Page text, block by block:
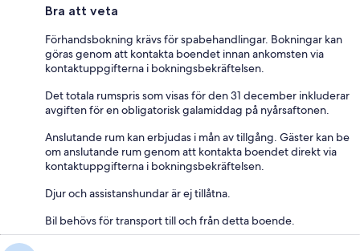
Bra att veta
Förhandsbokning krävs för spabehandlingar. Bokningar kan
göras genom att kontakta boendet innan ankomsten via
kontaktuppgifterna i bokningsbekräftelsen.
Det totala rumspris som visas för den 31 december inkluderar
avgiften för en obligatorisk galamiddag på nyårsaftonen.
Anslutande rum kan erbjudas i mån av tillgång. Gäster kan be
om anslutande rum genom att kontakta boendet direkt via
kontaktuppgifterna i bokningsbekräftelsen.
Djur och assistanshundar är ej tillåtna.
Bil behövs för transport till och från detta boende.